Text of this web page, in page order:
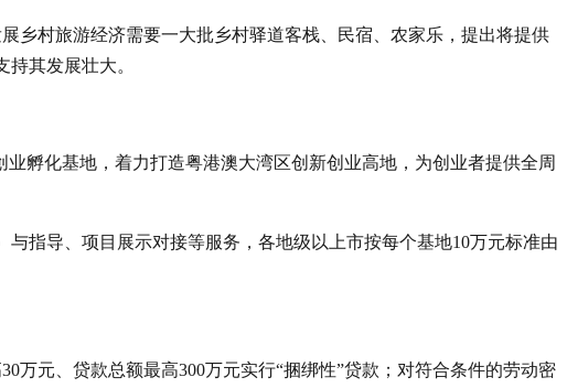
乡村旅游经济需要一大批乡村驿道客栈、民宿、农家乐，提出将提供
其发展壮大。
孵化基地，着力打造粤港澳大湾区创新创业高地，为创业者提供全周
指导、项目展示对接等服务，各地级以上市按每个基地10万元标准由
万元、贷款总额最高300万元实行“捆绑性”贷款；对符合条件的劳动密